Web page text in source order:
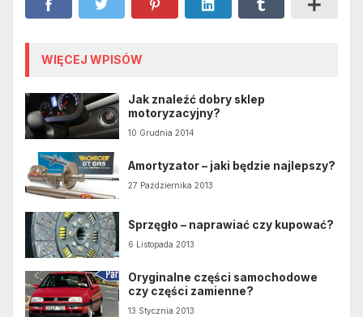
WIĘCEJ WPISÓW
Jak znaleźć dobry sklep
motoryzacyjny?
10 Grudnia 2014
Amortyzator – jaki będzie najlepszy?
27 Października 2013
Sprzęgło – naprawiać czy kupować?
6 Listopada 2013
Oryginalne części samochodowe
czy części zamienne?
13 Stycznia 2013